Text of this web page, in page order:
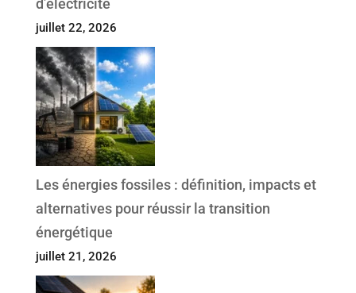
d’électricité
juillet 22, 2026
Les énergies fossiles : définition, impacts et
alternatives pour réussir la transition
énergétique
juillet 21, 2026